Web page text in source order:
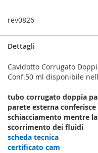
rev0826
Dettagli
Cavidotto Corrugato
Conf.50 ml disponibile
tubo corrugato doppia
parete esterna
schiacciamento mentre
scorrimento dei fluidi
scheda tecnica
certificato cam